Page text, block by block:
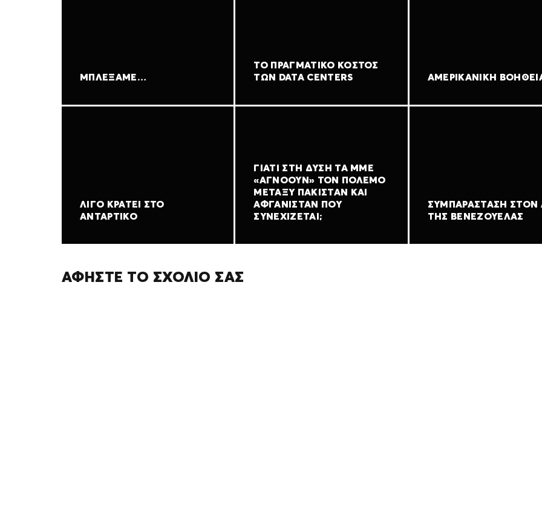
ΜΠΛΈΞΑΜΕ…
ΤΟ ΠΡΑΓΜΑΤΙΚΌ ΚΌΣΤΟΣ
ΤΩΝ DATA CENTERS
ΑΜΕΡΙΚΑΝΙΚΉ
ΛΊΓΟ ΚΡΆΤΕΙ ΣΤΟ
ΑΝΤΆΡΤΙΚΟ
ΓΙΑΤΊ ΣΤΗ ΔΎΣΗ ΤΑ ΜΜΕ
«ΑΓΝΟΟΎΝ» ΤΟΝ ΠΌΛΕΜΟ
ΜΕΤΑΞΎ ΠΑΚΙΣΤΆΝ ΚΑΙ
ΑΦΓΑΝΙΣΤΆΝ ΠΟΥ
ΣΥΝΕΧΊΖΕΤΑΙ;
ΣΥΜΠΑΡΆΣΤΑΣΗ ΣΤΟΝ
ΤΗΣ ΒΕΝΕΖΟΥΈΛΑΣ
ΑΦΉΣΤΕ ΤΟ ΣΧΌΛΙΌ ΣΑΣ